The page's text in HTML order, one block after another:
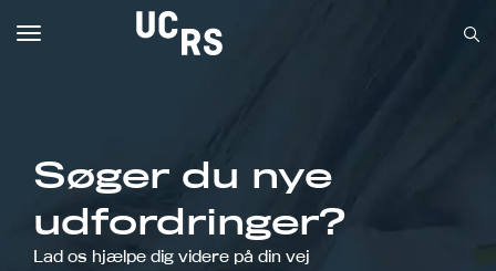
Om UCRS
Bliv faglært
Søger du nye
udfordringer?
Lad os hjælpe dig videre på din vej